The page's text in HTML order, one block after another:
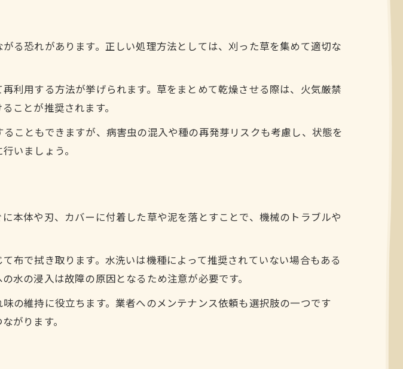
で防げるトラブル例
ンス頻度の目安とは
を簡単に進める方法
を時短するテクニック
グと草刈り効率化法
安全を確保するコツ
の草刈り手入れポイント
が安全に直結する理由
点検で事故を予防する
具着用の重要性を再確認
な日や注意点について
る恐れがあります。正しい処理方法としては、刈った草を集めて適切な
利用する方法が挙げられます。草をまとめて乾燥させる際は、火気厳禁
ことが推奨されます。
こともできますが、病害虫の混入や種の再発芽リスクも考慮し、状態を
いましょう。
本体や刃、カバーに付着した草や泥を落とすことで、機械のトラブルや
布で拭き取ります。水洗いは機種によって推奨されていない場合もある
水の浸入は故障の原因となるため注意が必要です。
の維持に役立ちます。業者へのメンテナンス依頼も選択肢の一つです
がります。